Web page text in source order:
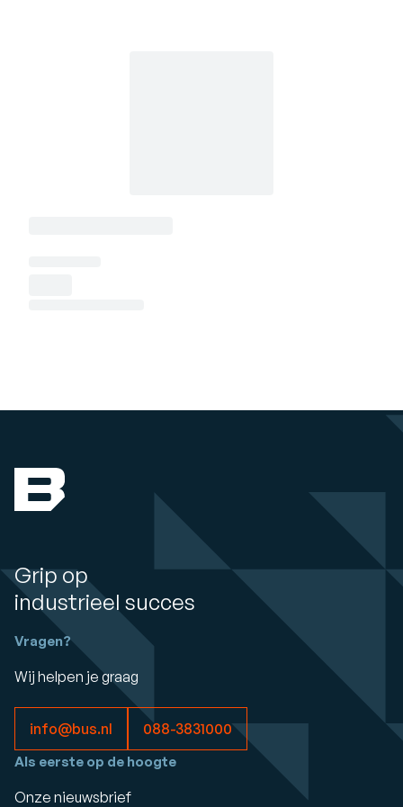
Grip op
industrieel succes
Vragen?
Wij helpen je graag
info@bus.nl 088-3831000
Als eerste op de hoogte
Onze nieuwsbrief